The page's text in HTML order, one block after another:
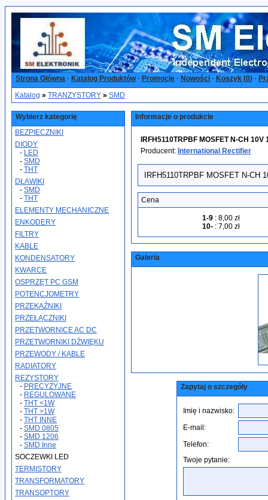
Strona Główna · Katalog Produktów· Promocje · Nowości · Koszyk (0) ·
Katalog » TRANZYSTORY » SMD
Wybierz kategorię
BEZPIECZNIKI
DIODY
- LED
- SMD
- THT
DŁAWIKI
- SMD
- THT
ELEMENTY MECHANICZNE
ENKODERY
FILTRY
KABLE
KONDENSATORY
KWARCE
OSPRZĘT PC GSM
POTENCJOMETRY
PRZEKAŹNIKI
PRZEŁĄCZNIKI
PRZETWORNICE AC DC
PRZETWORNIKI DŹWIĘKU
PRZEWODY / KABLE
RADIATORY
REZYSTORY
- PRECYZYJNE
- REGULOWANE
- THT <1W
- THT >1W
- THT INNE
- SMD 0805
- SMD 1206
- SMD Inne
SOCZEWKI LED
TERMISTORY
TRANSFORMATORY
TRANSOPTORY
Informacje o produkcie
IRFH5110TRPBF MOSFET N-CH
Producent: International Rectifier
IRFH5110TRPBF MOSFET N-CH
Cena
1-9 : 8,00 zł
10- : 7,00 zł
Galeria
Zapytaj o szczegóły
Imię i nazwisko:
E-mail:
Telefon:
Twoje pytanie: